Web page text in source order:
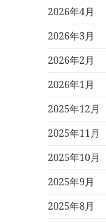
2026年4月
2026年3月
2026年2月
2026年1月
2025年12月
2025年11月
2025年10月
2025年9月
2025年8月